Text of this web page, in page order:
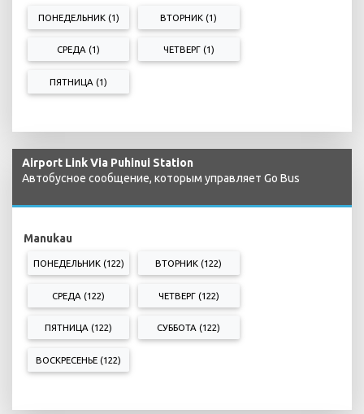
ПОНЕДЕЛЬНИК (1) ВТОРНИК (1)
СРЕДА (1) ЧЕТВЕРГ (1)
ПЯТНИЦА (1)
Airport Link Via Puhinui Station
Автобусное сообщение, которым управляет Go Bus
Manukau
ПОНЕДЕЛЬНИК (122) ВТОРНИК (122)
СРЕДА (122) ЧЕТВЕРГ (122)
ПЯТНИЦА (122) СУББОТА (122)
ВОСКРЕСЕНЬЕ (122)